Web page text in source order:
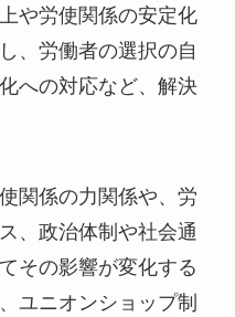
や労使関係の安定化
、労働者の選択の自
への対応など、解決
関係の力関係や、労
、政治体制や社会通
その影響が変化する
ユニオンショップ制